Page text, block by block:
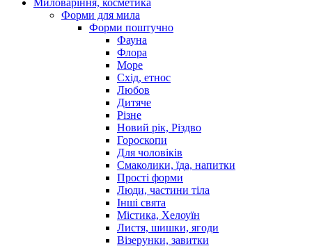
Форми для мила
Форми поштучно
Фауна
Флора
Море
Схід, етнос
Любов
Дитяче
Різне
Новий рік, Різдво
Гороскопи
Для чоловіків
Смаколики, їда, напитки
Прості форми
Люди, частини тіла
Інші свята
Містика, Хелоуїн
Листя, шишки, ягоди
Візерунки, завитки